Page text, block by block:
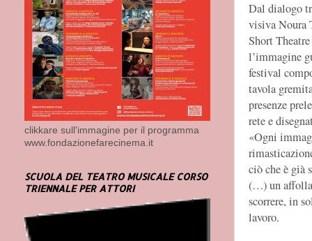
Dal dialogo
visiva Noura
Short Theatre
l’immagine
festival
tavola
presenze
rete e
«Ogni
ciò che è già
(…) un
scorrere, in
lavoro.
clikkare sull'immagine per il programma
www.fondazionefarecinema.it
SCUOLA DEL TEATRO MUSICALE CORSO
TRIENNALE PER ATTORI